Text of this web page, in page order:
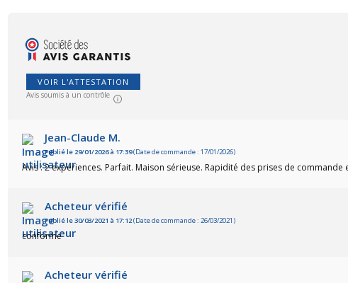
VOIR L'ATTESTATION
Avis soumis à un contrôle
Jean-Claude M.
Publié le 29/01/2026 à 17:39(Date de commande : 17/01/2026)
Avis : 2 expériences. Parfait. Maison sérieuse. Rapidité des prises de
Acheteur vérifié
Publié le 30/03/2021 à 17:12(Date de commande : 26/03/2021)
conforme
Acheteur vérifié